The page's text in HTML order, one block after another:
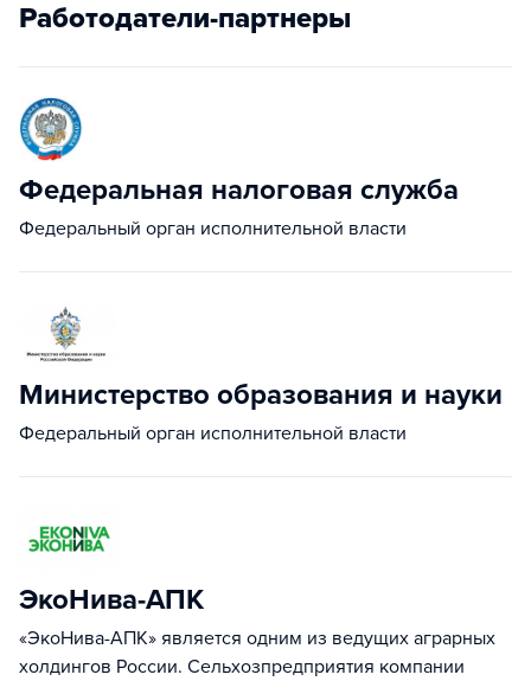
Работодатели-партнеры
Федеральная налоговая служба
Федеральный орган исполнительной власти
Министерство образования и науки
Федеральный орган исполнительной власти
ЭкоНива-АПК
«ЭкоНива-АПК» является одним из ведущих аграрных
холдингов России. Сельхозпредприятия компании